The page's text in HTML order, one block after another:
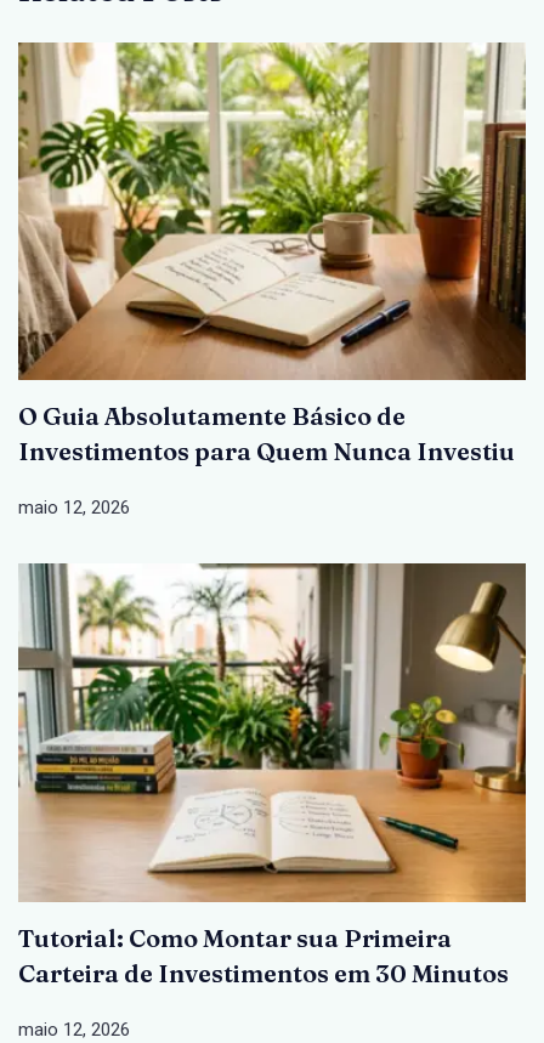
O Guia Absolutamente Básico de
Investimentos para Quem Nunca Investiu
maio 12, 2026
Tutorial: Como Montar sua Primeira
Carteira de Investimentos em 30 Minutos
maio 12, 2026